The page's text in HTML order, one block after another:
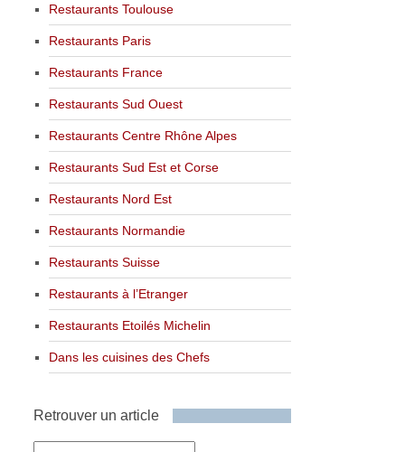
Restaurants Toulouse
Restaurants Paris
Restaurants France
Restaurants Sud Ouest
Restaurants Centre Rhône Alpes
Restaurants Sud Est et Corse
Restaurants Nord Est
Restaurants Normandie
Restaurants Suisse
Restaurants à l’Etranger
Restaurants Etoilés Michelin
Dans les cuisines des Chefs
Retrouver un article